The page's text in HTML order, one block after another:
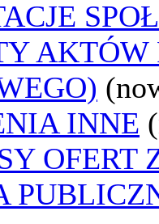
AKTÓW
INNE
OFERT